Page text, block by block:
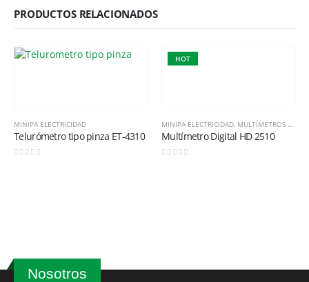
PRODUCTOS RELACIONADOS
MINIPA ELECTRICIDAD
Telurómetro tipo pinza ET-4310
HOT
MINIPA ELECTRICIDAD, MULTÍMETROS DIGITALES
Multímetro Digital HD 2510
Nosotros